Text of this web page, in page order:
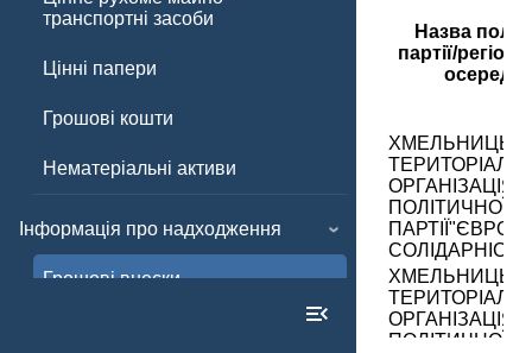
транспортні засоби
Цінні папери
Грошові кошти
Нематеріальні активи
Інформація про надходження
Грошові внески
Назва
партії/
осередку
ОРГАНІЗАЦІЯ
ПОЛІТИЧНОЇ
ОРГАНІЗАЦІЯ
ПОЛІТИЧНОЇ